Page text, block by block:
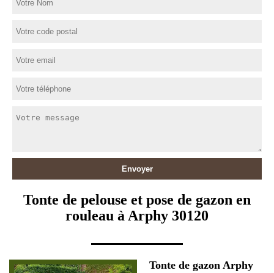
Tonte de pelouse et pose de gazon en
rouleau à Arphy 30120
Tonte de gazon Arphy